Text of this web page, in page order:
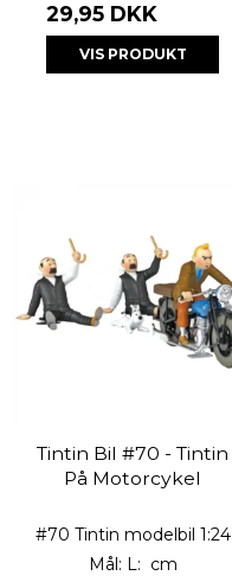
29,95 DKK
VIS PRODUKT
Tintin Bil #70 - Tintin
På Motorcykel
#70 Tintin modelbil 1:24
Mål: L: cm